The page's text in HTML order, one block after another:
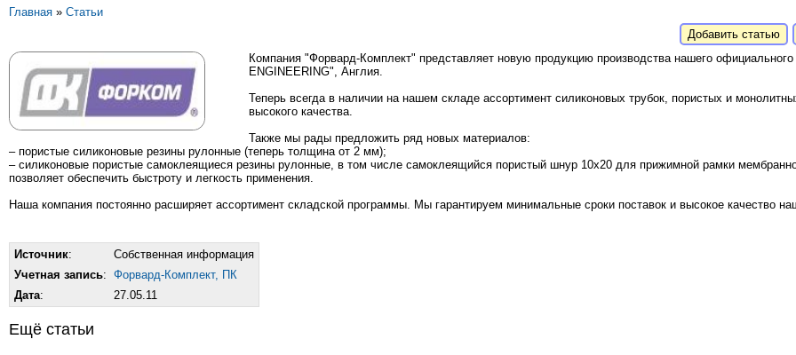
Главная » Статьи
Добавить статью
Компания "Форвард-Комплект" представляет новую продукцию производства нашего
ENGINEERING", Англия.
Теперь всегда в наличии на нашем складе ассортимент силиконовых трубок, пористых и
высокого качества.
Также мы рады предложить ряд новых материалов:
– пористые силиконовые резины рулонные (теперь толщина от 2 мм);
– силиконовые пористые самоклеящиеся резины рулонные, в том числе самоклеящийся пористый шнур 10х20 для прижимной рамки
позволяет обеспечить быстроту и легкость применения.
Наша компания постоянно расширяет ассортимент складской программы. Мы гарантируем минимальные сроки поставок и высокое качество
Источник:
Собственная информация
Учетная запись: Форвард-Комплект, ПК
Дата: 27.05.11
Ещё статьи